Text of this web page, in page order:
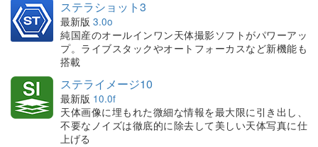
ステラショット3
最新版 3.0o
純国産のオールインワン天体撮影ソフトがパワーアッ
プ。ライブスタックやオートフォーカスなど新機能も
搭載
ステライメージ10
最新版 10.0f
天体画像に埋もれた微細な情報を最大限に引き出し、
不要なノイズは徹底的に除去して美しい天体写真に仕
上げる